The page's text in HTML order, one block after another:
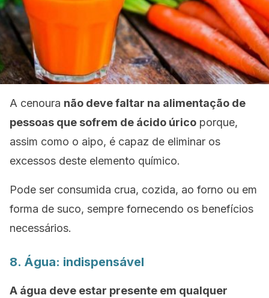
A cenoura não deve faltar na alimentação de
pessoas que sofrem de ácido úrico porque,
assim como o aipo, é capaz de eliminar os
excessos deste elemento químico.
Pode ser consumida crua, cozida, ao forno ou em
forma de suco, sempre fornecendo os benefícios
necessários.
8. Água: indispensável
A água deve estar presente em qualquer